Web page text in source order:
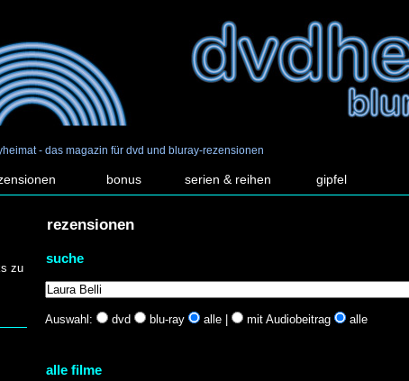
- das magazin für dvd und bluray-rezensionen
bonus serien & reihen gipfel
zu
rezensionen
suche
Auswahl: dvd blu-ray alle | mit Audiobeitrag alle
alle filme